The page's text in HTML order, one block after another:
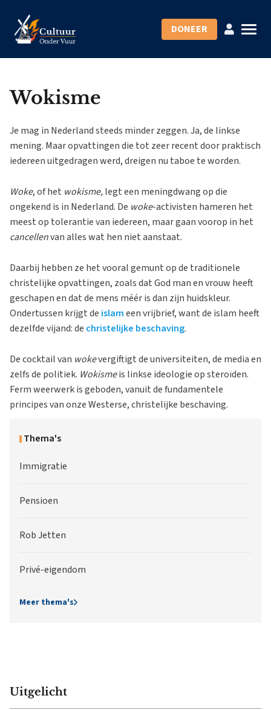
DONEER
Wokisme
Je mag in Nederland steeds minder zeggen. Ja, de linkse
mening. Maar opvattingen die tot zeer recent door praktisch
iedereen uitgedragen werd, dreigen nu taboe te worden.
Woke, of het wokisme,legt een meningdwang op die
ongekend is in Nederland. De woke-activisten hameren het
meest op tolerantie van iedereen, maar gaan voorop in het
cancellenvan alles wat hen niet aanstaat.
Daarbij hebben ze het vooral gemunt op de traditionele
christelijke opvattingen, zoals dat God man en vrouw heeft
geschapen en dat de mens méér is dan zijn huidskleur.
Ondertussen krijgt de islameen vrijbrief, want de islam heeft
dezelfde vijand: de christelijke beschaving.
De cocktail van wokevergiftigt de universiteiten, de media en
zelfs de politiek. Wokismeis linkse ideologie op steroïden.
Ferm weerwerk is geboden, vanuit de fundamentele
principes van onze Westerse, christelijke beschaving.
Thema's
Immigratie
Pensioen
Rob Jetten
Privé-eigendom
Meer thema's
Uitgelicht